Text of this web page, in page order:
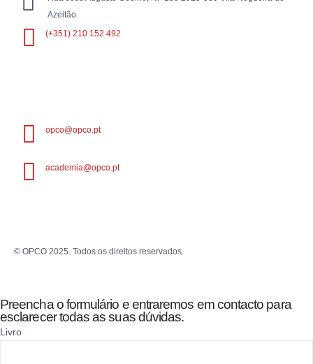
Azeitão
(+351) 210 152 492
opco@opco.pt
academia@opco.pt
© OPCO 2025. Todos os direitos reservados.
Preencha o formulário e entraremos em contacto para
esclarecer todas as suas dúvidas.
Livro